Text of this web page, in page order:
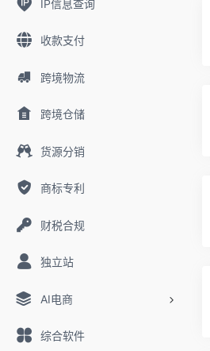
IP信息查询
收款支付
跨境物流
跨境仓储
货源分销
商标专利
财税合规
独立站
AI电商
综合软件